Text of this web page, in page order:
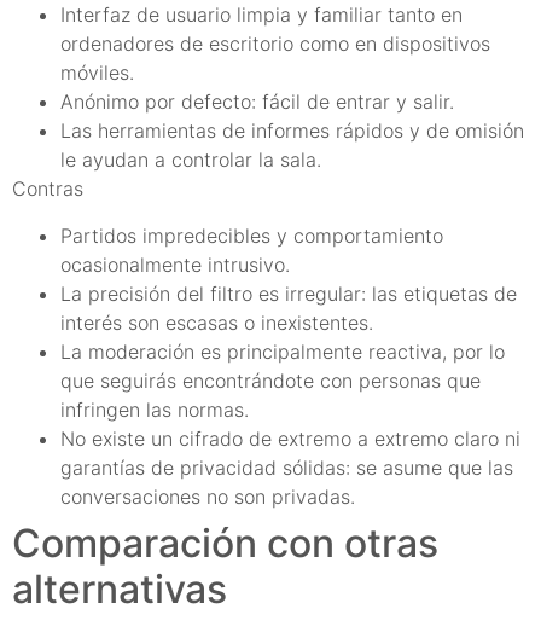
Interfaz de usuario limpia y familiar tanto en
ordenadores de escritorio como en dispositivos
móviles.
Anónimo por defecto: fácil de entrar y salir.
Las herramientas de informes rápidos y de omisión
le ayudan a controlar la sala.
Contras
Partidos impredecibles y comportamiento
ocasionalmente intrusivo.
La precisión del filtro es irregular: las etiquetas de
interés son escasas o inexistentes.
La moderación es principalmente reactiva, por lo
que seguirás encontrándote con personas que
infringen las normas.
No existe un cifrado de extremo a extremo claro ni
garantías de privacidad sólidas: se asume que las
conversaciones no son privadas.
Comparación con otras
alternativas